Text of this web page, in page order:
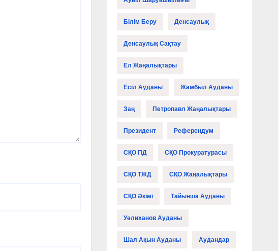
Білім Беру Денсаулық
Денсаулық Сақтау
Ел Жаңалықтары
Есіл Ауданы Жамбыл Ауданы
Заң Петропавл Жаңалықтары
Президент Референдум
СҚО ПД СҚО Прокуратурасы
СҚО ТЖД СҚО Жаңалықтары
СҚО Әкімі Тайынша Ауданы
Уәлиханов Ауданы
Шал Ақын Ауданы Аудандар